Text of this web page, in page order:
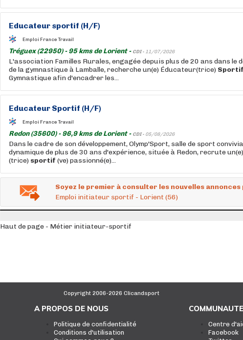
Educateur sportif (H/F)
Emploi France Travail
Tréguex (22950) - 95 kms de Lorient - CDI - 11/07/2026
L'association Familles Rurales, engagée depuis plus de 20 ans dans le
de la gymnastique à Lamballe, recherche un(e) Éducateur(trice) Sportif
Gymnastique afin d'encadrer les...
Educateur Sportif (H/F)
Emploi France Travail
Redon (35600) - 96,9 kms de Lorient - CDI - 05/08/2026
Dans le cadre de son développement, Olymp'Sport, salle de sport
dynamique de plus de 30 ans d'expérience, située à Redon, recrute
(trice) sportif (ve) passionné(e)...
Soyez le premier à consulter les nouvelles annonces
Emploi initiateur sportif - Lorient (56)
Haut de page - Métier initiateur-sportif
Copyright 2006-2026 Clicandsport
A PROPOS DE NOUS
Politique de confidentialité
Conditions d'utilisation
Centre
Facebook